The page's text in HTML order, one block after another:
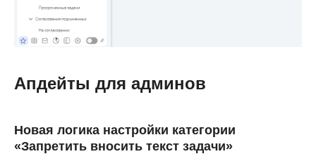
Апдейты для админов
Новая логика настройки категории
«Запретить вносить текст задачи»